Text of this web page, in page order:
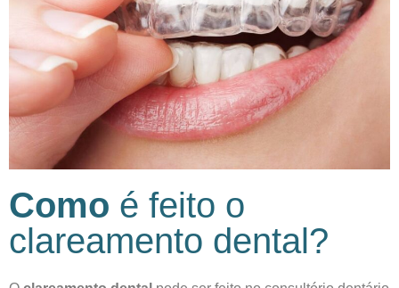
Como é feito o
clareamento dental?